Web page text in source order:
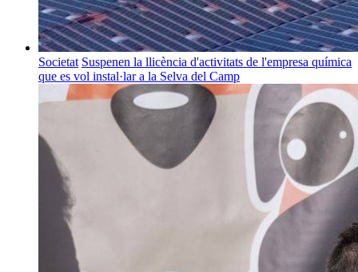
Societat Suspenen la llicència d'activitats de l'empresa química
que es vol instal·lar a la Selva del Camp